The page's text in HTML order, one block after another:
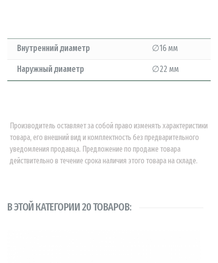
Внутренний диаметр ∅16 мм
Наружный диаметр ∅22 мм
Производитель оставляет за собой право изменять характеристики
товара, его внешний вид и комплектность без предварительного
уведомления продавца. Предложение по продаже товара
действительно в течение срока наличия этого товара на складе.
В ЭТОЙ КАТЕГОРИИ 20 ТОВАРОВ: